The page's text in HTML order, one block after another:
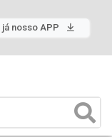
já nosso APP